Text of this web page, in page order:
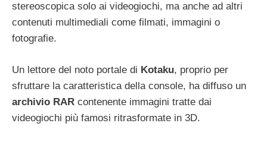
stereoscopica solo ai videogiochi, ma anche ad altri
contenuti multimediali come filmati, immagini o
fotografie.
Un lettore del noto portale di Kotaku, proprio per
sfruttare la caratteristica della console, ha diffuso un
archivio RAR contenente immagini tratte dai
videogiochi più famosi ritrasformate in 3D.